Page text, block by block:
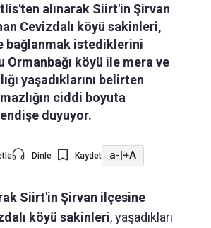
alınarak Siirt'in Şirvan
Cevizdalı köyü sakinleri,
bağlanmak istediklerini
Ormanbağı köyü ile mera ve
yaşadıklarını belirten
ciddi boyuta
duyuyor.
Dinle Kaydet a-|+A
Siirt'in Şirvan ilçesine
köyü sakinleri, yaşadıkları